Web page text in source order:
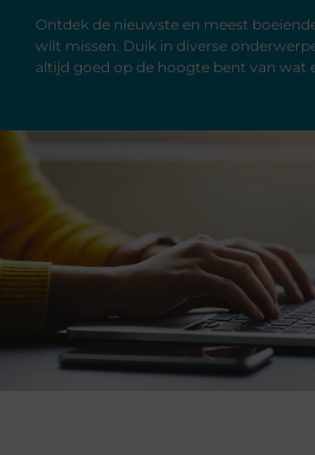
Ontdek de nieuwste en meest
wilt missen. Duik in diverse
altijd goed op de hoogte bent van wat